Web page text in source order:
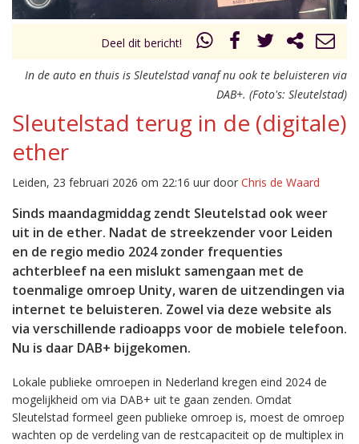
Deel dit bericht!
In de auto en thuis is Sleutelstad vanaf nu ook te beluisteren via
DAB+. (Foto's: Sleutelstad)
Sleutelstad terug in de (digitale)
ether
Leiden, 23 februari 2026 om 22:16 uur door Chris de Waard
Sinds maandagmiddag zendt Sleutelstad ook weer
uit in de ether. Nadat de streekzender voor Leiden
en de regio medio 2024 zonder frequenties
achterbleef na een mislukt samengaan met de
toenmalige omroep Unity, waren de uitzendingen via
internet te beluisteren. Zowel via deze website als
via verschillende radioapps voor de mobiele telefoon.
Nu is daar DAB+ bijgekomen.
Lokale publieke omroepen in Nederland kregen eind 2024 de
mogelijkheid om via DAB+ uit te gaan zenden. Omdat
Sleutelstad formeel geen publieke omroep is, moest de omroep
wachten op de verdeling van de restcapaciteit op de multiplex in